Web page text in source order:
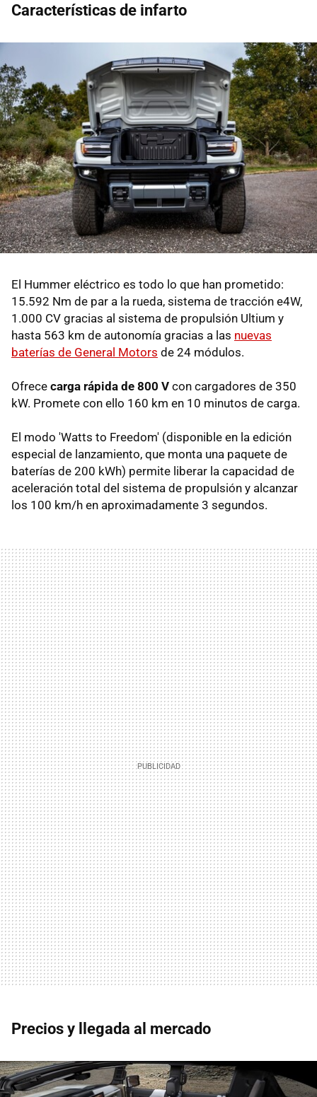
Características de infarto
El Hummer eléctrico es todo lo que han prometido:
15.592 Nm de par a la rueda, sistema de tracción e4W,
1.000 CV gracias al sistema de propulsión Ultium y
hasta 563 km de autonomía gracias a las nuevas
baterías de General Motors de 24 módulos.
Ofrece carga rápida de 800 V con cargadores de 350
kW. Promete con ello 160 km en 10 minutos de carga.
El modo 'Watts to Freedom' (disponible en la edición
especial de lanzamiento, que monta una paquete de
baterías de 200 kWh) permite liberar la capacidad de
aceleración total del sistema de propulsión y alcanzar
los 100 km/h en aproximadamente 3 segundos.
Precios y llegada al mercado